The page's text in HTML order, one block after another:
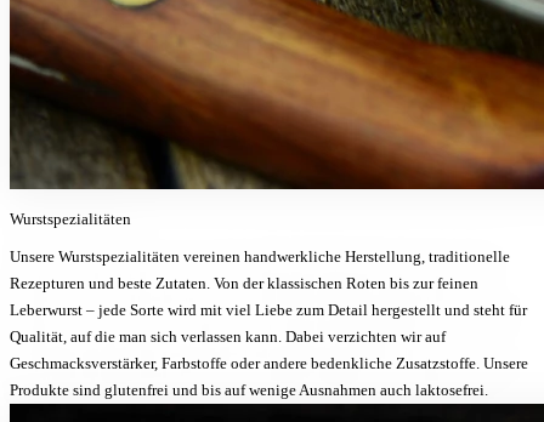
Wurstspezialitäten
Unsere Wurstspezialitäten vereinen handwerkliche Herstellung, traditionelle
Rezepturen und beste Zutaten. Von der klassischen Roten bis zur feinen
Leberwurst – jede Sorte wird mit viel Liebe zum Detail hergestellt und steht für
Qualität, auf die man sich verlassen kann. Dabei verzichten wir auf
Geschmacksverstärker, Farbstoffe oder andere bedenkliche Zusatzstoffe. Unsere
Produkte sind glutenfrei und bis auf wenige Ausnahmen auch laktosefrei.